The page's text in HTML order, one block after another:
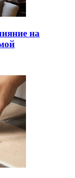
на